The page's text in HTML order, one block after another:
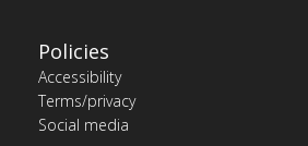
Policies
Accessibility
Terms/privacy
Social media